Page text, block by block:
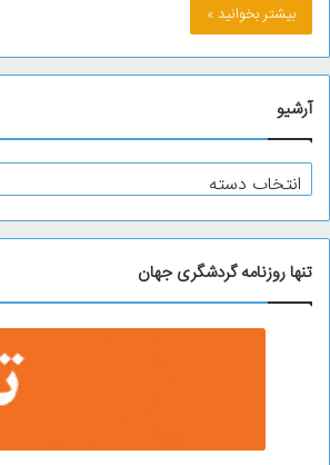
بیشتر بخوانید »
آرشیو
آ
ر
ش
ی
و
تنها روزنامه گردشگری جهان